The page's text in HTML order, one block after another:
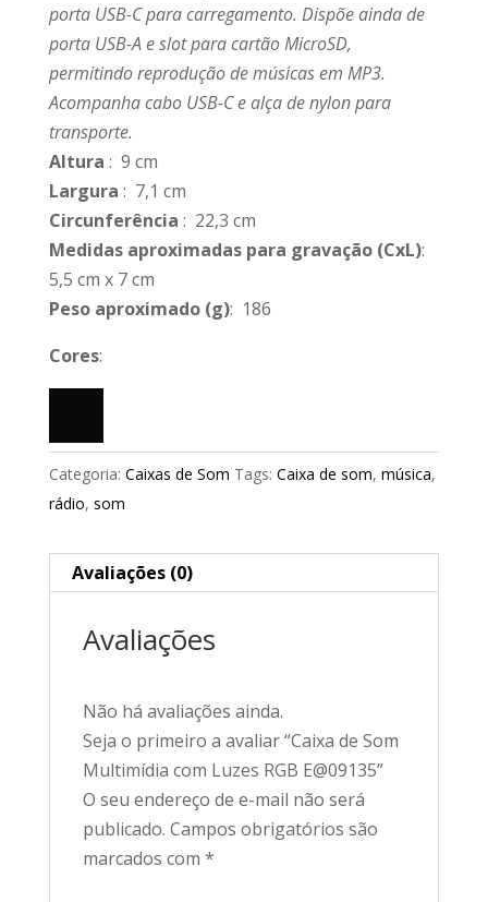
porta USB-C para carregamento. Dispõe ainda de
porta USB-A e slot para cartão MicroSD,
permitindo reprodução de músicas em MP3.
Acompanha cabo USB-C e alça de nylon para
transporte.
Altura : 9 cm
Largura : 7,1 cm
Circunferência : 22,3 cm
Medidas aproximadas para gravação(CxL):
5,5 cm x 7 cm
Peso aproximado(g): 186
Cores:
Categoria: Caixas de Som Tags: Caixa de som, música,
rádio, som
Avaliações (0)
Avaliações
Não há avaliações ainda.
Seja o primeiro a avaliar “Caixa de Som
Multimídia com Luzes RGB E@09135”
O seu endereço de e-mail não será
publicado. Campos obrigatórios são
marcados com *